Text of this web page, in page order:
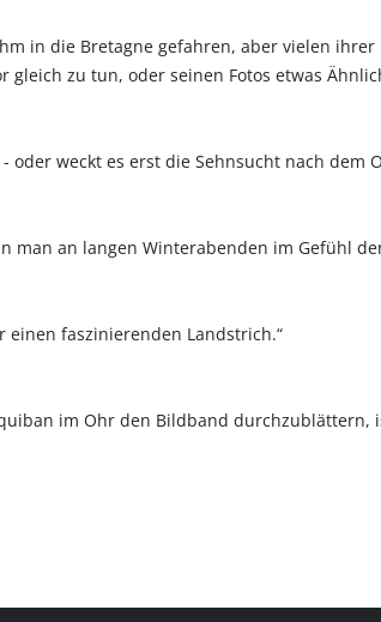
in die Bretagne gefahren, aber vielen
gleich zu tun, oder seinen Fotos etwas
oder weckt es erst die Sehnsucht nach dem
man an langen Winterabenden im Gefühl
faszinierenden Landstrich.“
im Ohr den Bildband durchzublättern,